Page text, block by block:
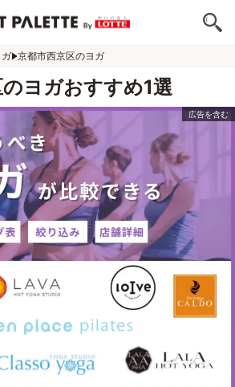
京都市西京区のヨガ
ヨガおすすめ1選